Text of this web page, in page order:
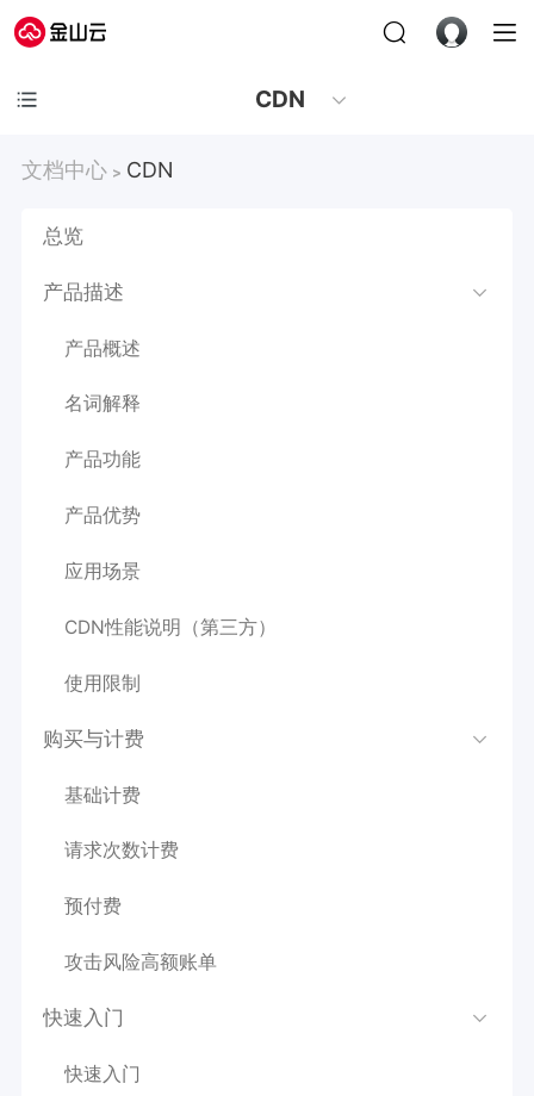
CDN
文档中心 > CDN
总览
产品描述
产品概述
名词解释
产品功能
产品优势
应用场景
CDN性能说明（第三方）
使用限制
购买与计费
基础计费
请求次数计费
预付费
攻击风险高额账单
快速入门
快速入门